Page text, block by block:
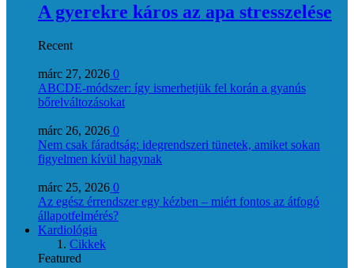
A gyerekre káros az apa stresszelése
Recent
márc 27, 2026 0
ABCDE‑módszer: így ismerhetjük fel korán a gyanús
bőrelváltozásokat
márc 26, 2026 0
Nem csak fáradtság: idegrendszeri tünetek, amiket sokan
figyelmen kívül hagynak
márc 25, 2026 0
Az egész érrendszer egy kézben – miért fontos az átfogó
állapotfelmérés?
Kardiológia
Cikkek
Featured